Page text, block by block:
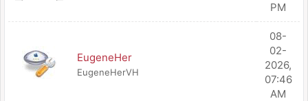
PM
EugeneHer
EugeneHerVH
08-
02-
2026,
07:46
AM